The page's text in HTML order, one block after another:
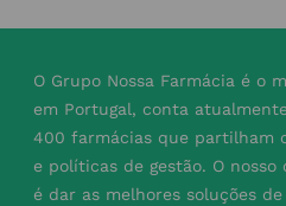
O Grupo Nossa Farmácia é o
em Portugal, conta
400 farmácias que partilham
e políticas de gestão. O
é dar as melhores soluções